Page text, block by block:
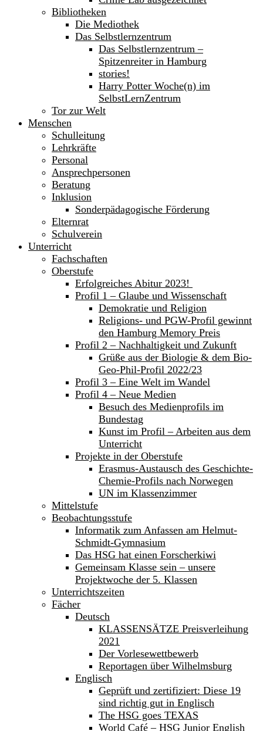
Bibliotheken
Die Mediothek
Das Selbstlernzentrum
Das Selbstlernzentrum –
Spitzenreiter in Hamburg
stories!
Harry Potter Woche(n) im
SelbstLernZentrum
Tor zur Welt
Menschen
Schulleitung
Lehrkräfte
Personal
Ansprechpersonen
Beratung
Inklusion
Sonderpädagogische Förderung
Elternrat
Schulverein
Unterricht
Fachschaften
Oberstufe
Erfolgreiches Abitur 2023!
Profil 1 – Glaube und Wissenschaft
Demokratie und Religion
Religions- und PGW-Profil gewinnt
den Hamburg Memory Preis
Profil 2 – Nachhaltigkeit und Zukunft
Grüße aus der Biologie & dem Bio-
Geo-Phil-Profil 2022/23
Profil 3 – Eine Welt im Wandel
Profil 4 – Neue Medien
Besuch des Medienprofils im
Bundestag
Kunst im Profil – Arbeiten aus dem
Unterricht
Projekte in der Oberstufe
Erasmus-Austausch des Geschichte-
Chemie-Profils nach Norwegen
UN im Klassenzimmer
Mittelstufe
Beobachtungsstufe
Informatik zum Anfassen am Helmut-
Schmidt-Gymnasium
Das HSG hat einen Forscherkiwi
Gemeinsam Klasse sein – unsere
Projektwoche der 5. Klassen
Unterrichtszeiten
Fächer
Deutsch
KLASSENSÄTZE Preisverleihung
2021
Der Vorlesewettbewerb
Reportagen über Wilhelmsburg
Englisch
Geprüft und zertifiziert: Diese 19
sind richtig gut in Englisch
The HSG goes TEXAS
World Café – HSG Junior English